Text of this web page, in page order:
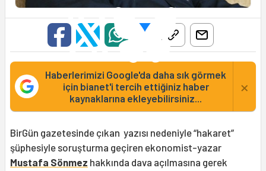
Haberlerimizi Google'da daha sık görmek
için bianet'i tercih ettiğiniz haber
kaynaklarına ekleyebilirsiniz...
×
BirGün gazetesinde çıkan yazısı nedeniyle “hakaret”
şüphesiyle soruşturma geçiren ekonomist-yazar
Mustafa Sönmez hakkında dava açılmasına gerek